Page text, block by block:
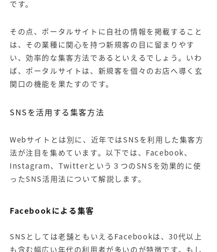
です。
その点、ポータルサイトに自社の情報を掲載すること
は、その業種に関心を持つ新規客の目に留まりやす
い、効率的な集客方法であるといえるでしょう。いわ
ば、ポータルサイトは、新規客を個々のお店へ導く玄
関口の機能を果たすのです。
SNSを活用する集客方法
Webサイトとは別に、近年ではSNSを利用した集客方
法が注目を集めています。以下では、Facebook、
Instagram、Twitterという３つのSNSを効果的に使
ったSNS活用法について解説します。
Facebookによる集客
SNSとしては老舗ともいえるFacebookは、30代以上
も含む幅広い年代の利用者が多いのが特徴です。もし